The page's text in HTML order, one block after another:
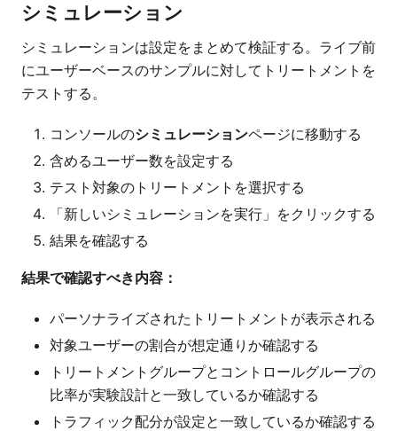
シミュレーション
シミュレーションは設定をまとめて検証する。ライブ前
にユーザーベースのサンプルに対してトリートメントを
テストする。
コンソールのシミュレーションページに移動する
含めるユーザー数を設定する
テスト対象のトリートメントを選択する
「新しいシミュレーションを実行」をクリックする
結果を確認する
結果で確認すべき内容：
パーソナライズされたトリートメントが表示される
対象ユーザーの割合が想定通りか確認する
トリートメントグループとコントロールグループの
比率が実験設計と一致しているか確認する
トラフィック配分が設定と一致しているか確認する